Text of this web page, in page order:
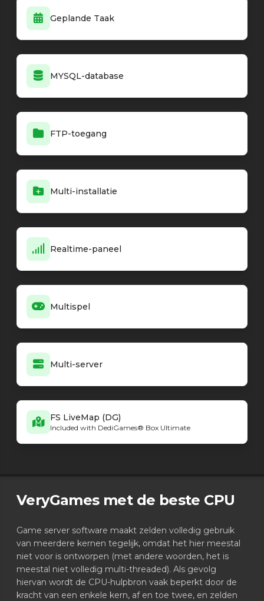
Geplande Taak
MYSQL-database
FTP-toegang
Multi-installatie
Realtime-paneel
Multispel
Multi-server
FS LiveMap (DG)
Included with DediGames® Box Ultimate
VeryGames met de beste CPU
Game server software maakt zelden volledig gebruik
van meerdere kernen tegelijk, omdat het hier meestal
niet voor is ontworpen (met andere woorden, het is
meestal niet volledig multi-threaded). Als gevolg
hiervan wordt de CPU-hulpbron vaak beperkt door de
kracht van een enkele kern, af en toe twee, en zelden